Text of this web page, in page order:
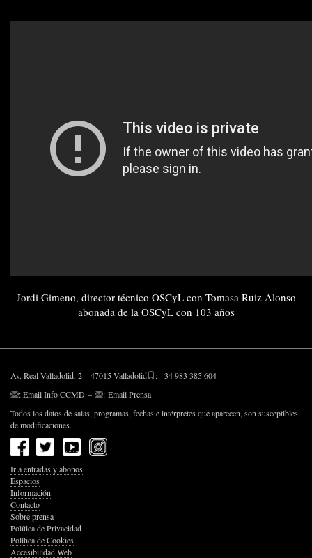
Jordi Gimeno, director técnico OSCyL con Tomasa Ruiz Alonso
abonada de la OSCyL con 103 años
Av. Real Valladolid, 2 – 47015 Valladolid
: +34 983 385 604
:Email Info CCMD – : Email Prensa
Todos los datos de salas, programas, fechas e intérpretes que aparecen, son susceptibles
de modificaciones.
Ir a entradas y abonos
Espacios
Información
Contacto
Sobre prensa
Política de Privacidad
Política de Cookies
Accesibilidad Web